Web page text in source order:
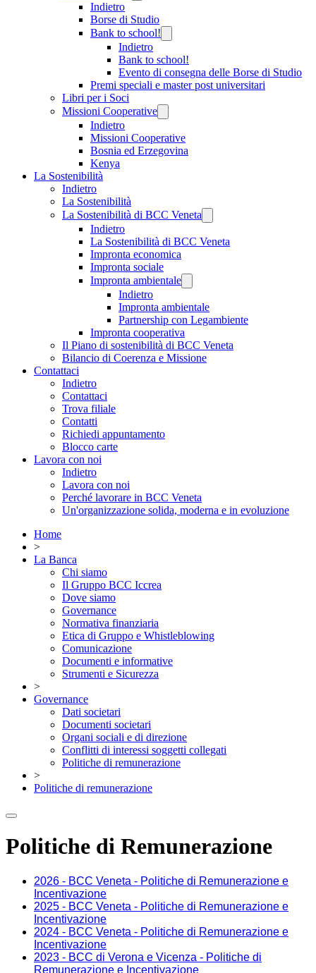
Indietro
Borse di Studio
Bank to school!
Indietro
Bank to school!
Evento di consegna delle Borse di Studio
Premi speciali e master post universitari
Libri per i Soci
Missioni Cooperative
Indietro
Missioni Cooperative
Bosnia ed Erzegovina
Kenya
La Sostenibilità
Indietro
La Sostenibilità
La Sostenibilità di BCC Veneta
Indietro
La Sostenibilità di BCC Veneta
Impronta economica
Impronta sociale
Impronta ambientale
Indietro
Impronta ambientale
Partnership con Legambiente
Impronta cooperativa
Il Piano di sostenibilità di BCC Veneta
Bilancio di Coerenza e Missione
Contattaci
Indietro
Contattaci
Trova filiale
Contatti
Richiedi appuntamento
Blocco carte
Lavora con noi
Indietro
Lavora con noi
Perché lavorare in BCC Veneta
Un'organizzazione solida, moderna e in evoluzione
Home
>
La Banca
Chi siamo
Il Gruppo BCC Iccrea
Dove siamo
Governance
Normativa finanziaria
Etica di Gruppo e Whistleblowing
Comunicazione
Documenti e informative
Strumenti e Sicurezza
>
Governance
Dati societari
Documenti societari
Organi sociali e di direzione
Conflitti di interessi soggetti collegati
Politiche di remunerazione
>
Politiche di remunerazione
Politiche di Remunerazione
2026 - BCC Veneta - Politiche di Remunerazione e
Incentivazione
2025 - BCC Veneta - Politiche di Remunerazione e
Incentivazione
2024 - BCC Veneta - Politiche di Remunerazione e
Incentivazione
2023 - BCC di Verona e Vicenza - Politiche di
Remunerazione e Incentivazione